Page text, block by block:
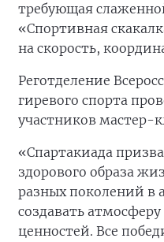
требующая
«Спортивная
на скорость,
Реготделение
гиревого спорта
участников мастер-
«Спартакиада
здорового образа
разных поколений в
создавать
ценностей. Все